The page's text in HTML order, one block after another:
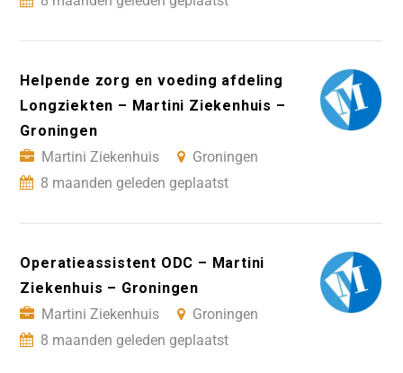
Helpende zorg en voeding afdeling
Longziekten – Martini Ziekenhuis –
Groningen
Martini Ziekenhuis
Groningen
8 maanden geleden geplaatst
Operatieassistent ODC – Martini
Ziekenhuis – Groningen
Martini Ziekenhuis
Groningen
8 maanden geleden geplaatst